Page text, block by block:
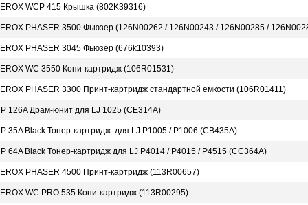
WCP 415 Крышка (802K39316)
PHASER 3500 Фьюзер (126N00262 / 126N00243 / 126N00285 /
PHASER 3045 Фьюзер (676k10393)
WC 3550 Копи-картридж (106R01531)
PHASER 3300 Принт-картридж стандартной емкости (106R01411)
126A Драм-юнит для LJ 1025 (CE314A)
35A Black Тонер-картридж для LJ P1005 / P1006 (CB435A)
64A Black Тонер-картридж для LJ P4014 / P4015 / P4515 (CC364A)
PHASER 4500 Принт-картридж (113R00657)
WC PRO 535 Копи-картридж (113R00295)